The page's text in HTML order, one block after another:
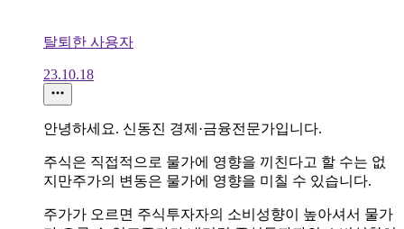
탈퇴한 사용자
23.10.18
안녕하세요. 신동진 경제·금융전문가입니다.
주식은 직접적으로 물가에 영향을 끼친다고 할 수는 없
지만주가의 변동은 물가에 영향을 미칠 수 있습니다.
주가가 오르면 주식투자자의 소비성향이 높아셔서 물가